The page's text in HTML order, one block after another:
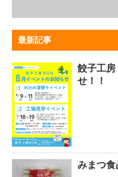
最新記事
餃子工房
せ！！
みまつ食